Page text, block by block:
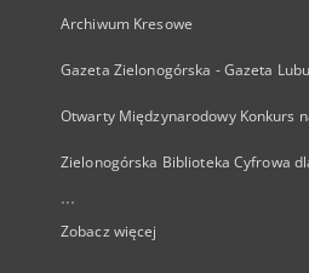
Archiwum Kresowe
Gazeta Zielonogórska - Gazeta
Otwarty Międzynarodowy Konkurs
Zielonogórska Biblioteka Cyfrowa
...
Zobacz więcej